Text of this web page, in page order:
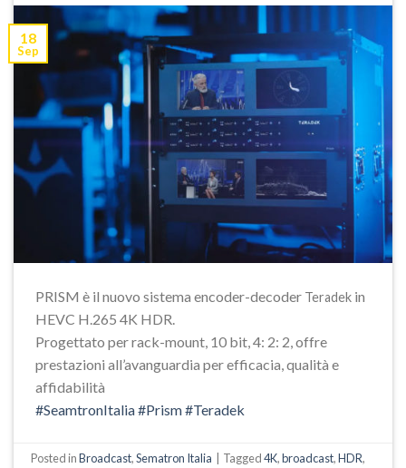
18
Sep
PRISM è il nuovo sistema encoder-decoder Teradek in
HEVC H.265 4K HDR.
Progettato per rack-mount, 10 bit, 4: 2: 2, offre
prestazioni all’avanguardia per efficacia, qualità e
affidabilità
#SeamtronItalia#Prism#Teradek
Posted inBroadcast,Sematron Italia Tagged4K,broadcast,HDR,